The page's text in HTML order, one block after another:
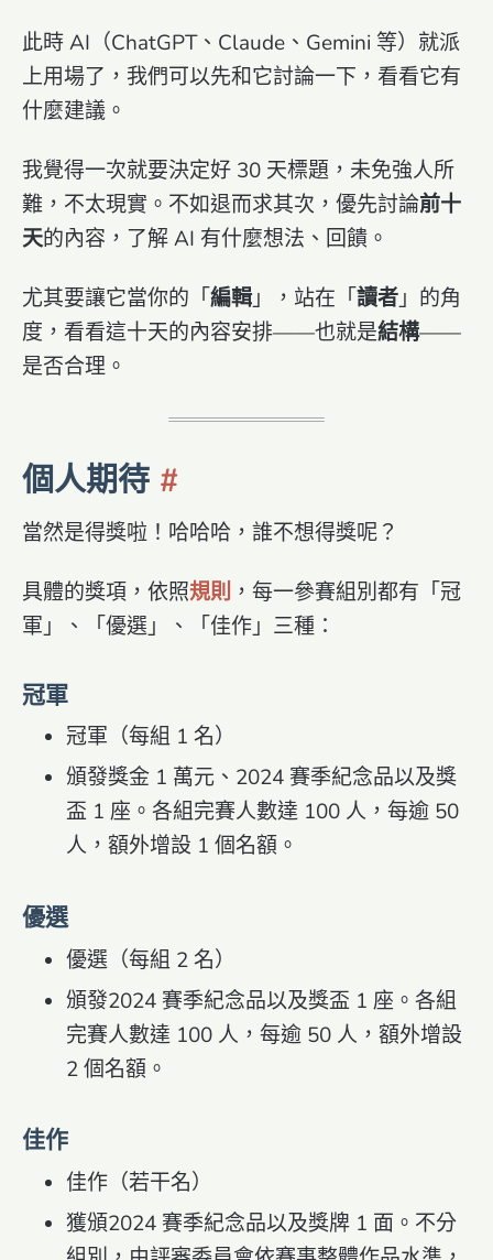
此時 AI（ChatGPT、Claude、Gemini 等）就派
上用場了，我們可以先和它討論一下，看看它有
什麼建議。
我覺得一次就要決定好 30 天標題，未免強人所
難，不太現實。不如退而求其次，優先討論前十
天的內容，了解 AI 有什麼想法、回饋。
尤其要讓它當你的「編輯」，站在「讀者」的角
度，看看這十天的內容安排——也就是結構——
是否合理。
個人期待
當然是得獎啦！哈哈哈，誰不想得獎呢？
具體的獎項，依照規則 ，每一參賽組別都有「冠
軍」、「優選」、「佳作」三種：
冠軍
冠軍（每組 1 名）
頒發獎金 1 萬元、2024 賽季紀念品以及獎
盃 1 座。各組完賽人數達 100 人，每逾 50
人，額外增設 1 個名額。
優選
優選（每組 2 名）
頒發2024 賽季紀念品以及獎盃 1 座。各組
完賽人數達 100 人，每逾 50 人，額外增設
2 個名額。
佳作
佳作（若干名）
獲頒2024 賽季紀念品以及獎牌 1 面。不分